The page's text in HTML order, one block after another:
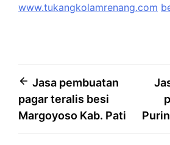
www.tukangkolamrenang.com
Post
navigation
Jasa pembuatan
pagar teralis besi
Margoyoso Kab. Pati